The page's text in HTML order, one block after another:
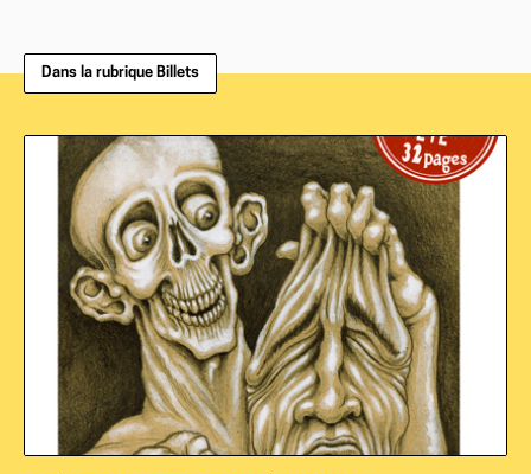
Dans la rubrique Billets